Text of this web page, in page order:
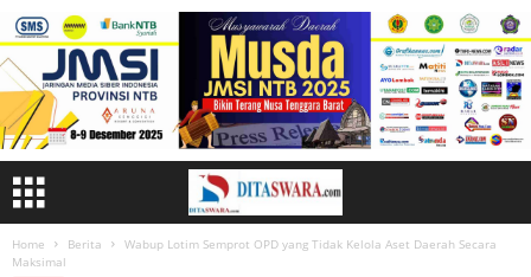
Home Berita
Wabup Lotim Semprot OPD yang Tidak Kelola Aset Daerah Secara
Maksimal